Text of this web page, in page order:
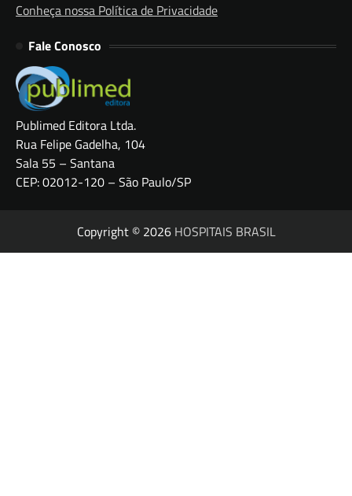
Conheça nossa Política de Privacidade
Fale Conosco
Publimed Editora Ltda.
Rua Felipe Gadelha, 104
Sala 55 – Santana
CEP: 02012-120 – São Paulo/SP
Copyright © 2026 HOSPITAIS BRASIL